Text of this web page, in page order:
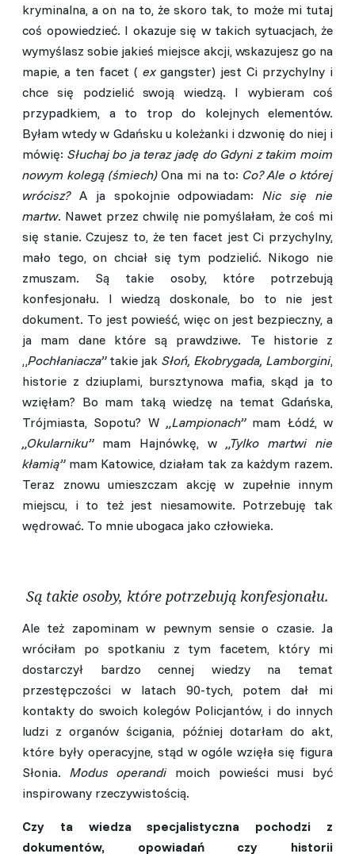
kryminalna, a on na to, że skoro tak, to może mi tutaj
coś opowiedzieć. I okazuje się w takich sytuacjach, że
wymyślasz sobie jakieś miejsce akcji, wskazujesz go na
mapie, a ten facet ( exgangster) jest Ci przychylny i
chce się podzielić swoją wiedzą. I wybieram coś
przypadkiem, a to trop do kolejnych elementów.
Byłam wtedy w Gdańsku u koleżanki i dzwonię do niej i
mówię: Słuchaj bo ja teraz jadę do Gdyni z takim moim
nowym kolegą (śmiech)Ona mi na to: Co? Ale o której
wrócisz? A ja spokojnie odpowiadam: Nic się nie
martw. Nawet przez chwilę nie pomyślałam, że coś mi
się stanie. Czujesz to, że ten facet jest Ci przychylny,
mało tego, on chciał się tym podzielić. Nikogo nie
zmuszam. Są takie osoby, które potrzebują
konfesjonału. I wiedzą doskonale, bo to nie jest
dokument. To jest powieść, więc on jest bezpieczny, a
ja mam dane które są prawdziwe. Te historie z
„Pochłaniacza”takie jak Słoń, Ekobrygada, Lamborgini,
historie z dziuplami, bursztynowa mafia, skąd ja to
wzięłam? Bo mam taką wiedzę na temat Gdańska,
Trójmiasta, Sopotu? W „Lampionach”mam Łódź, w
„Okularniku”mam Hajnówkę, w „Tylko martwi nie
kłamią”mam Katowice, działam tak za każdym razem.
Teraz znowu umieszczam akcję w zupełnie innym
miejscu, i to też jest niesamowite. Potrzebuję tak
wędrować. To mnie ubogaca jako człowieka.
Są takie osoby, które potrzebują konfesjonału.
Ale też zapominam w pewnym sensie o czasie. Ja
wróciłam po spotkaniu z tym facetem, który mi
dostarczył bardzo cennej wiedzy na temat
przestępczości w latach 90-tych, potem dał mi
kontakty do swoich kolegów Policjantów, i do innych
ludzi z organów ścigania, później dotarłam do akt,
które były operacyjne, stąd w ogóle wzięła się figura
Słonia. Modus operandimoich powieści musi być
inspirowany rzeczywistością.
Czy ta wiedza specjalistyczna pochodzi z
dokumentów, opowiadań czy historii